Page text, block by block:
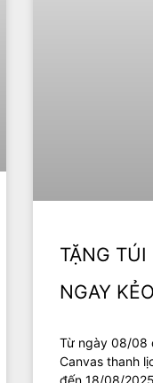
TẶNG
NGAY
Từ ngày 08/08
Canvas thanh